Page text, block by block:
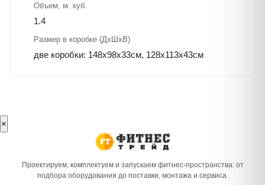
Объем, м. куб.
1.4
Размер в коробке (ДхШхВ)
две коробки: 148х98х33см, 128х113х43см
×
Проектируем, комплектуем и запускаем фитнес-пространства: от
подбора оборудования до поставки, монтажа и сервиса.